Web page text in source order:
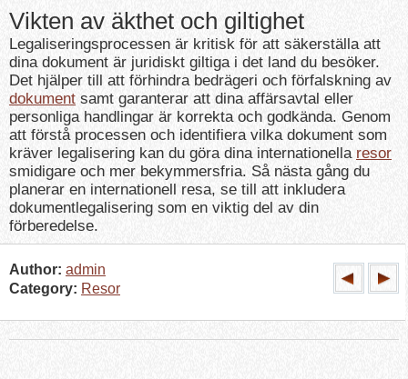
Vikten av äkthet och giltighet
Legaliseringsprocessen är kritisk för att säkerställa att
dina dokument är juridiskt giltiga i det land du besöker.
Det hjälper till att förhindra bedrägeri och förfalskning av
dokument samt garanterar att dina affärsavtal eller
personliga handlingar är korrekta och godkända. Genom
att förstå processen och identifiera vilka dokument som
kräver legalisering kan du göra dina internationella resor
smidigare och mer bekymmersfria. Så nästa gång du
planerar en internationell resa, se till att inkludera
dokumentlegalisering som en viktig del av din
förberedelse.
Author: admin
Category: Resor